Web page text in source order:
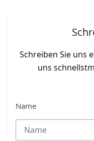
Schreiben Sie uns
uns
Name